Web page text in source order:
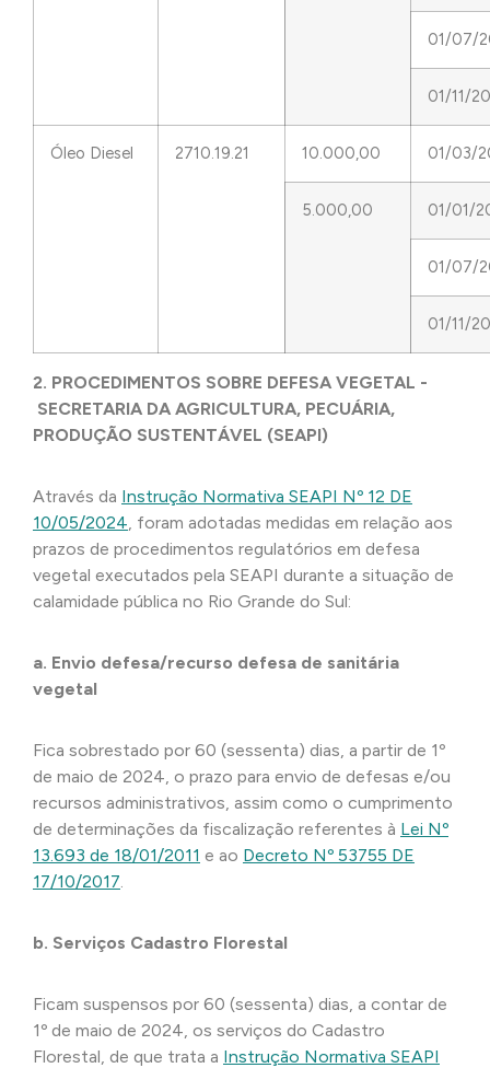
01/07/
01/11/
Óleo Diesel 2710.19.21 10.000,00 01/03/
5.000,00 01/01/
01/07/
01/11/
2. PROCEDIMENTOS SOBRE DEFESA VEGETAL -
SECRETARIA DA AGRICULTURA, PECUÁRIA,
PRODUÇÃO SUSTENTÁVEL (SEAPI)
Através da Instrução Normativa SEAPI Nº 12 DE
10/05/2024, foram adotadas medidas em relação aos
prazos de procedimentos regulatórios em defesa
vegetal executados pela SEAPI durante a situação de
calamidade pública no Rio Grande do Sul:
a. Envio defesa/recurso defesa de sanitária
vegetal
Fica sobrestado por 60 (sessenta) dias, a partir de 1º
de maio de 2024, o prazo para envio de defesas e/ou
recursos administrativos, assim como o cumprimento
de determinações da fiscalização referentes à Lei Nº
13.693 de 18/01/2011 e ao Decreto Nº 53755 DE
17/10/2017.
b. Serviços Cadastro Florestal
Ficam suspensos por 60 (sessenta) dias, a contar de
1º de maio de 2024, os serviços do Cadastro
Florestal, de que trata a Instrução Normativa SEAPI